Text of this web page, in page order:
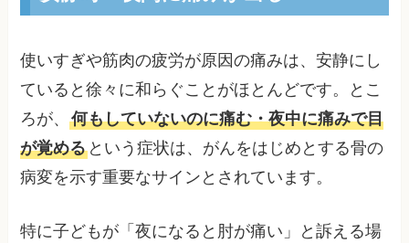
使いすぎや筋肉の疲労が原因の痛みは、安静にし
ていると徐々に和らぐことがほとんどです。とこ
ろが、何もしていないのに痛む・夜中に痛みで目
が覚める という症状は、がんをはじめとする骨の
病変を示す重要なサインとされています。
特に子どもが「夜になると肘が痛い」と訴える場